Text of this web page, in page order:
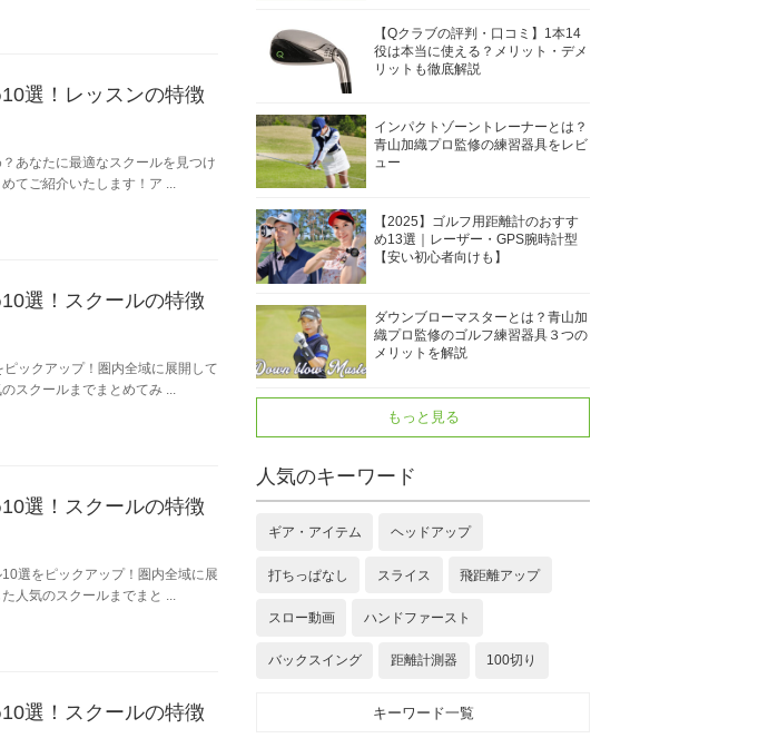
選！レッスンの特徴
あなたに最適なスクールを見つけ
てご紹介いたします！ア ...
選！スクールの特徴
ックアップ！圏内全域に展開して
スクールまでまとめてみ ...
選！スクールの特徴
選をピックアップ！圏内全域に展
人気のスクールまでまと ...
選！スクールの特徴
【Qクラブの評判・口コミ】1本14
役は本当に使える？メリット・デメ
リットも徹底解説
インパクトゾーントレーナーとは？
青山加織プロ監修の練習器具をレビ
ュー
【2025】ゴルフ用距離計のおすす
め13選｜レーザー・GPS腕時計型
【安い初心者向けも】
ダウンブローマスターとは？青山加
織プロ監修のゴルフ練習器具３つの
メリットを解説
もっと見る
人気のキーワード
ギア・アイテム ヘッドアップ
打ちっぱなし スライス 飛距離アップ
スロー動画 ハンドファースト
バックスイング 距離計測器 100切り
キーワード一覧